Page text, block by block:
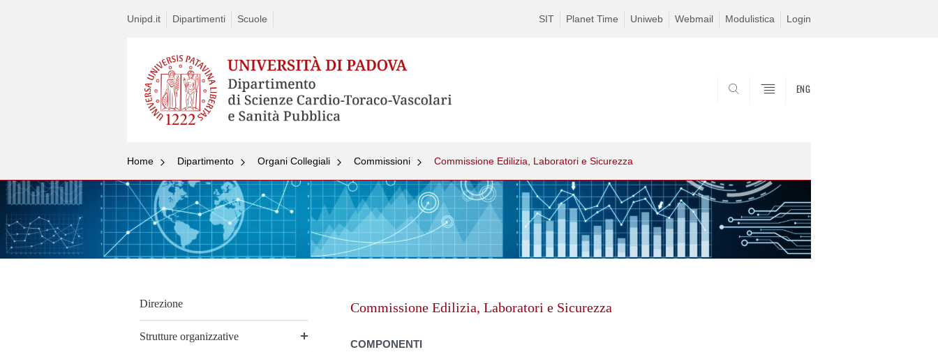
Unipd.it Dipartimenti Scuole SIT Planet Time Uniweb Webmail Modulistica Login
ENG
Home Dipartimento Organi Collegiali Commissioni Commissione Edilizia, Laboratori e Sicurezza
Direzione
Strutture organizzative
Skip
to
content
Commissione Edilizia, Laboratori e Sicurezza
COMPONENTI